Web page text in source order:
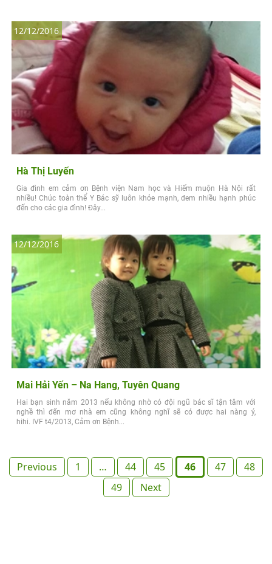
Hà Thị Luyến
Gia đình em cảm ơn Bệnh viện Nam học và Hiếm muộn Hà Nội rất
nhiều! Chúc toàn thể Y Bác sỹ luôn khỏe mạnh, đem nhiều hạnh phúc
đến cho các gia đình! Đây...
12/12/2016
Mai Hải Yến – Na Hang, Tuyên Quang
Hai bạn sinh năm 2013 nếu không nhờ có đội ngũ bác sĩ tận tâm với
nghề thì đến mơ nhà em cũng không nghĩ sẽ có được hai nàng ý,
hihi. IVF t4/2013, Cảm ơn Bệnh...
12/12/2016
Posts
pagination
Previous 1 … 44 45 46 47
48
49
Next